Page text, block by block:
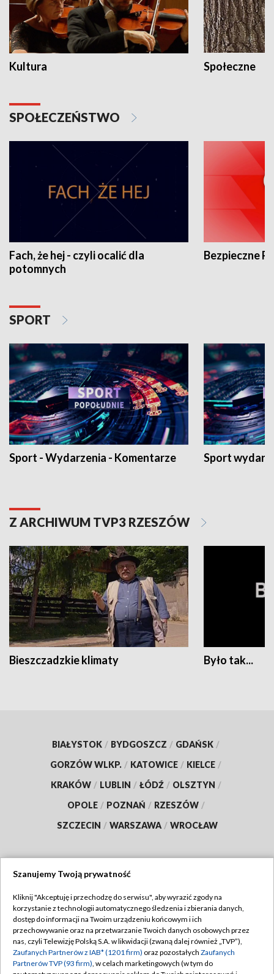
Kultura Społeczne
SPOŁECZEŃSTWO
Fach, że hej - czyli ocalić dla
potomnych
Bezpieczne
SPORT
Sport - Wydarzenia - Komentarze Sport
Z ARCHIWUM TVP3 RZESZÓW
Bieszczadzkie klimaty Było tak...
BIAŁYSTOK / BYDGOSZCZ / GDAŃSK /
GORZÓW WLKP. / KATOWICE / KIELCE /
KRAKÓW / LUBLIN / ŁÓDŹ / OLSZTYN /
OPOLE / POZNAŃ / RZESZÓW /
SZCZECIN / WARSZAWA / WROCŁAW
TVP
Abonament TVP
Emisja w TVP
Centrum informacji TVP
Regulamin TVP
Polityka prywatności
Szanujemy Twoją prywatność
Kliknij "Akceptuję i przechodzę do serwisu", aby wyrazić zgody na
korzystanie z technologii automatycznego śledzenia i zbierania danych,
dostęp do informacji na Twoim urządzeniu końcowym i ich
przechowywanie oraz na przetwarzanie Twoich danych osobowych przez
nas, czyli Telewizję Polską S.A. w likwidacji (zwaną dalej również „TVP”),
Zaufanych Partnerów z IAB* (1201 firm) oraz pozostałych Zaufanych
Partnerów TVP (93 firm), w celach marketingowych (w tym do